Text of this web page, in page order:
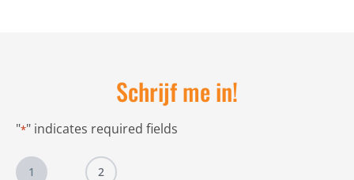
Schrijf me in!
"*" indicates required fields
1 2